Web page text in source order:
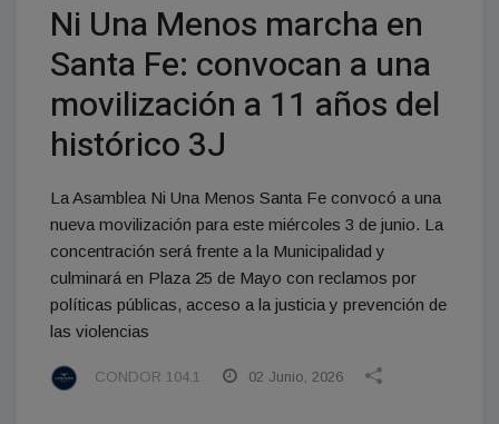
Ni Una Menos marcha en
Santa Fe: convocan a una
movilización a 11 años del
histórico 3J
La Asamblea Ni Una Menos Santa Fe convocó a una
nueva movilización para este miércoles 3 de junio. La
concentración será frente a la Municipalidad y
culminará en Plaza 25 de Mayo con reclamos por
políticas públicas, acceso a la justicia y prevención de
las violencias
CONDOR 104.1 02 Junio, 2026